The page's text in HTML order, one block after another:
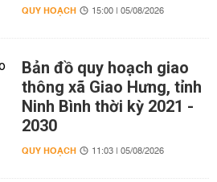
QUY HOẠCH 15:00 | 05/08/2026
Bản đồ quy hoạch giao
thông xã Giao Hưng, tỉnh
Ninh Bình thời kỳ 2021 -
2030
QUY HOẠCH 11:03 | 05/08/2026